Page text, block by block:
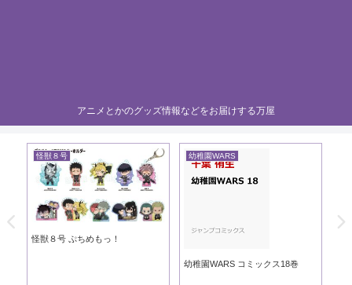
アニメとかのグッズ情報などをお届けする万屋
怪獣８号
怪獣８号 ぷちめもっ！
幼稚園WARS
幼稚園WARS コミックス18巻